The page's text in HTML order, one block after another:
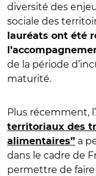
diversité des
sociale des
lauréats ont été
de la période
maturité.
Plus récemment,
territoriaux des
alimentaires” a
dans le cadre de
permettre de